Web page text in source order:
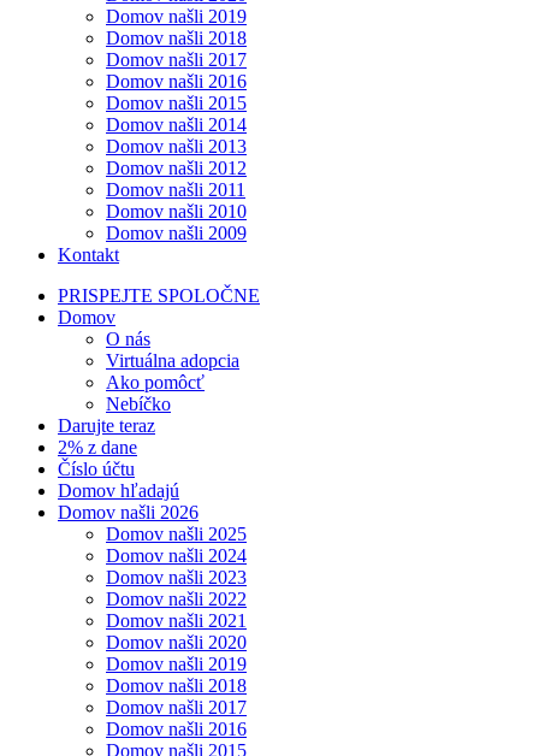
Domov našli 2019
Domov našli 2018
Domov našli 2017
Domov našli 2016
Domov našli 2015
Domov našli 2014
Domov našli 2013
Domov našli 2012
Domov našli 2011
Domov našli 2010
Domov našli 2009
Kontakt
PRISPEJTE SPOLOČNE
Domov
O nás
Virtuálna adopcia
Ako pomôcť
Nebíčko
Darujte teraz
2% z dane
Číslo účtu
Domov hľadajú
Domov našli 2026
Domov našli 2025
Domov našli 2024
Domov našli 2023
Domov našli 2022
Domov našli 2021
Domov našli 2020
Domov našli 2019
Domov našli 2018
Domov našli 2017
Domov našli 2016
Domov našli 2015